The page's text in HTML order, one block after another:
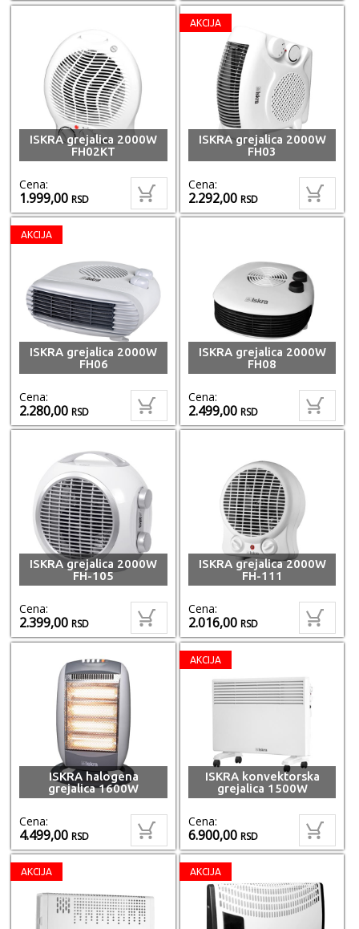
ISKRA grejalica 2000W
FH02KT
Cena:
1.999,00RSD
AKCIJA
ISKRA grejalica 2000W
FH03
Cena:
2.292,00RSD
AKCIJA
ISKRA grejalica 2000W
FH06
Cena:
2.280,00RSD
ISKRA grejalica 2000W
FH08
Cena:
2.499,00RSD
ISKRA grejalica 2000W
FH-105
Cena:
2.399,00RSD
ISKRA grejalica 2000W
FH-111
Cena:
2.016,00RSD
ISKRA halogena
grejalica 1600W
Cena:
4.499,00RSD
AKCIJA
ISKRA konvektorska
grejalica 1500W
Cena:
6.900,00RSD
AKCIJA AKCIJA